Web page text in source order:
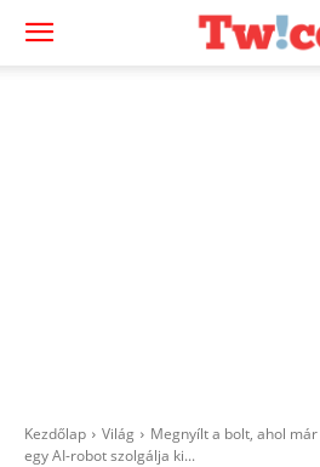
Kezdőlap Világ
Megnyílt a bolt, ahol
egy AI-robot szolgálja ki...